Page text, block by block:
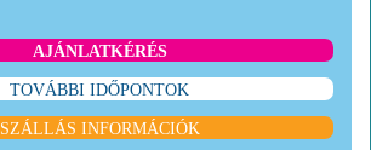
AJÁNLATKÉRÉS
TOVÁBBI IDŐPONTOK
SZÁLLÁS INFORMÁCIÓK